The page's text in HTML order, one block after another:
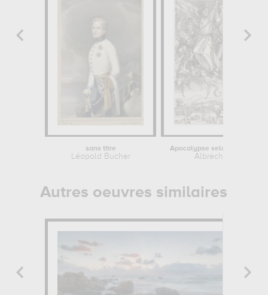
sans titre
Léopold Bucher Albrecht Dürer
Autres oeuvres similaires